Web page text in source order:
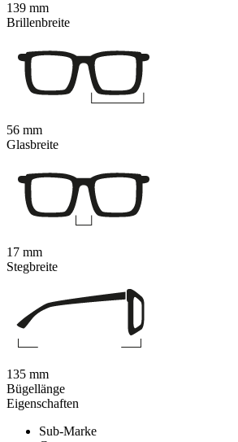
Eigenschaften
Sub-Marke
139 mm
Brillenbreite
56 mm
Glasbreite
17 mm
Stegbreite
135 mm
Bügellänge